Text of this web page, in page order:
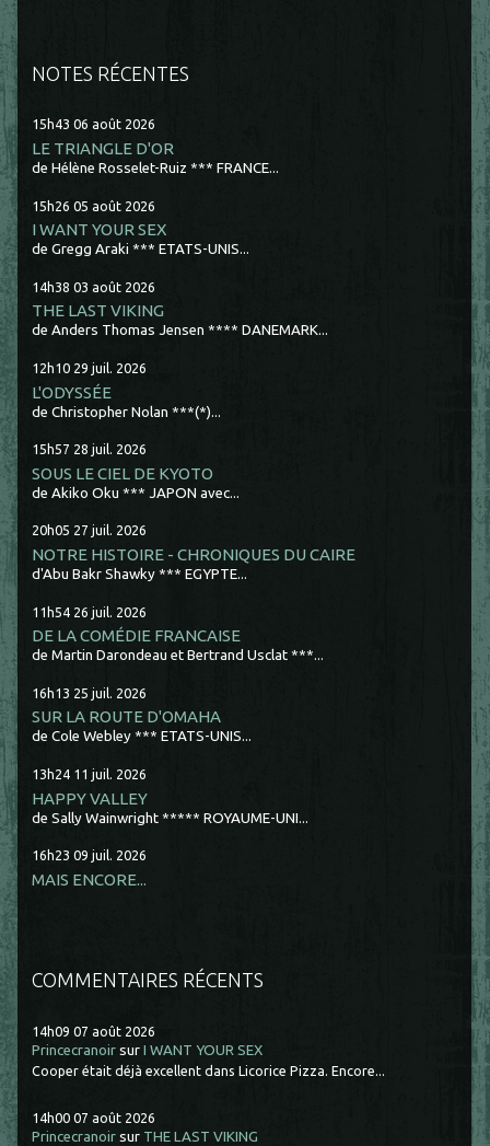
NOTES RÉCENTES
15h43 06 août 2026
LE TRIANGLE D'OR
de Hélène Rosselet-Ruiz *** FRANCE...
15h26 05 août 2026
I WANT YOUR SEX
de Gregg Araki *** ETATS-UNIS...
14h38 03 août 2026
THE LAST VIKING
de Anders Thomas Jensen **** DANEMARK...
12h10 29 juil. 2026
L'ODYSSÉE
de Christopher Nolan ***(*)...
15h57 28 juil. 2026
SOUS LE CIEL DE KYOTO
de Akiko Oku *** JAPON avec...
20h05 27 juil. 2026
NOTRE HISTOIRE - CHRONIQUES DU CAIRE
d'Abu Bakr Shawky *** EGYPTE...
11h54 26 juil. 2026
DE LA COMÉDIE FRANCAISE
de Martin Darondeau et Bertrand Usclat ***...
16h13 25 juil. 2026
SUR LA ROUTE D'OMAHA
de Cole Webley *** ETATS-UNIS...
13h24 11 juil. 2026
HAPPY VALLEY
de Sally Wainwright ***** ROYAUME-UNI...
16h23 09 juil. 2026
MAIS ENCORE...
COMMENTAIRES RÉCENTS
14h09 07 août 2026
Princecranoir surI WANT YOUR SEX
Cooper était déjà excellent dans Licorice Pizza. Encore...
14h00 07 août 2026
Princecranoir sur THE LAST VIKING